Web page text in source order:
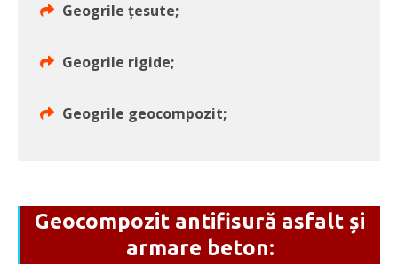
Geogrile țesute;
Geogrile rigide;
Geogrile geocompozit;
Geocompozit antifisură asfalt și
armare beton: